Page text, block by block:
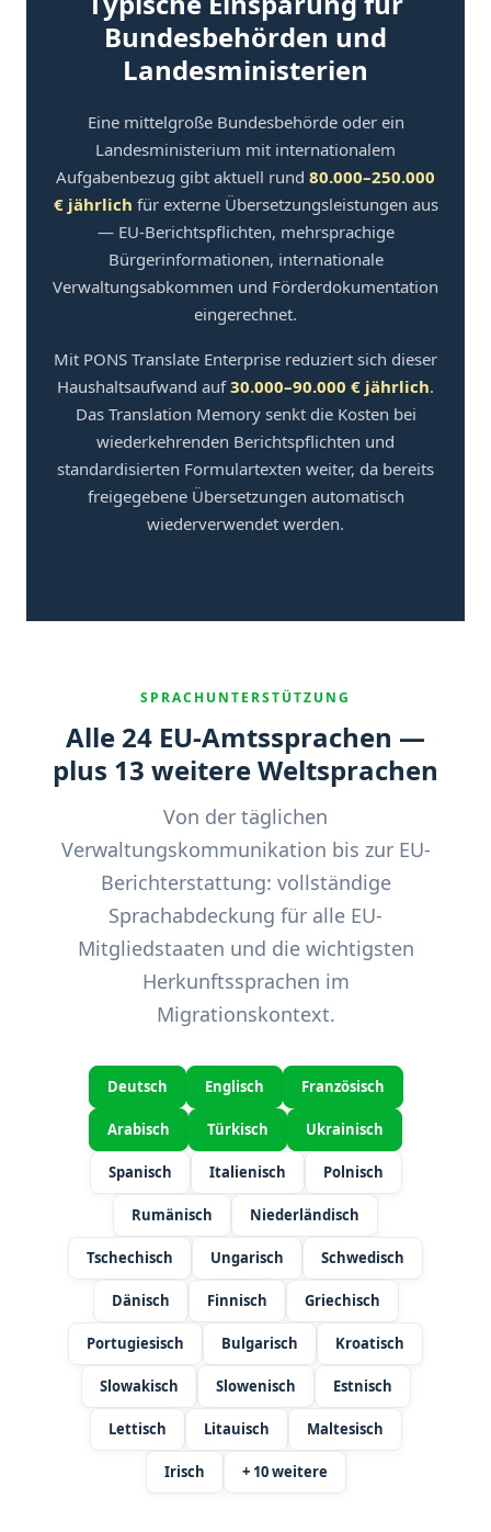
Bundesbehörden und
Landesministerien
Eine mittelgroße Bundesbehörde oder ein
Landesministerium mit internationalem
Aufgabenbezug gibt aktuell rund 80.000–250.000
€ jährlich für externe Übersetzungsleistungen aus
— EU-Berichtspflichten, mehrsprachige
Bürgerinformationen, internationale
Verwaltungsabkommen und Förderdokumentation
eingerechnet.
Mit PONS Translate Enterprise reduziert sich dieser
Haushaltsaufwand auf30.000–90.000 € jährlich.
Das Translation Memory senkt die Kosten bei
wiederkehrenden Berichtspflichten und
standardisierten Formulartexten weiter, da bereits
freigegebene Übersetzungen automatisch
wiederverwendet werden.
SPRACHUNTERSTÜTZUNG
Alle 24 EU-Amtssprachen —
plus 13 weitere Weltsprachen
Von der täglichen
Verwaltungskommunikation bis zur EU-
Berichterstattung: vollständige
Sprachabdeckung für alle EU-
Mitgliedstaaten und die wichtigsten
Herkunftssprachen im
Migrationskontext.
Deutsch Englisch Französisch
Arabisch Türkisch Ukrainisch
Spanisch Italienisch Polnisch
Rumänisch Niederländisch
Tschechisch Ungarisch Schwedisch
Dänisch Finnisch Griechisch
Portugiesisch Bulgarisch Kroatisch
Slowakisch Slowenisch Estnisch
Lettisch Litauisch Maltesisch
Irisch + 10 weitere